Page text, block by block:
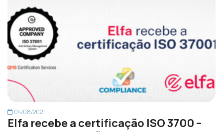
04/08/2021
Elfa recebe a certificação ISO 3700 –